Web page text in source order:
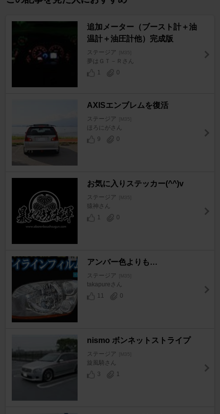
追加メーター（ブースト計＋油
温計＋油圧計他）完成版
ステージア [M35]
夢はＧＴ－Ｒさん
1
0
AXISエンブレムを復活
ステージア [M35]
ほろにがさん
9
0
お気に入りステッカー(^^)v
ステージア [M35]
猿神さん
1
0
アンバー色よりも…
ステージア [M35]
takapureさん
11
0
nismo ボンネットストライプ
ステージア [M35]
旋風騎さん
3
1